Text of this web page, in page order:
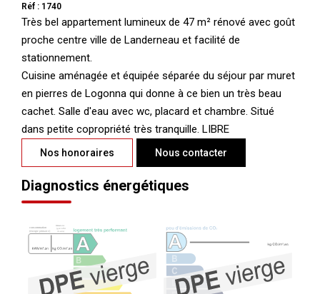
Réf : 1740
Très bel appartement lumineux de 47 m² rénové avec goût
proche centre ville de Landerneau et facilité de
stationnement.
Cuisine aménagée et équipée séparée du séjour par muret
en pierres de Logonna qui donne à ce bien un très beau
cachet. Salle d'eau avec wc, placard et chambre. Situé
dans petite copropriété très tranquille. LIBRE
Nos honoraires Nous contacter
Diagnostics énergétiques